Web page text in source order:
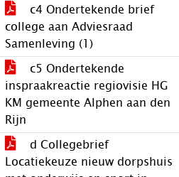
c4 Ondertekende brief
college aan Adviesraad
Samenleving (1)
c5 Ondertekende
inspraakreactie regiovisie HG
KM gemeente Alphen aan den
Rijn
d Collegebrief
Locatiekeuze nieuw dorpshuis